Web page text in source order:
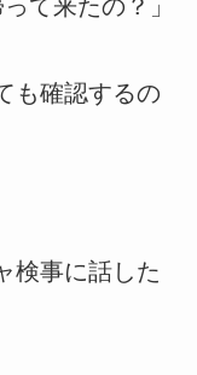
て来たの？」
も確認するの
検事に話した